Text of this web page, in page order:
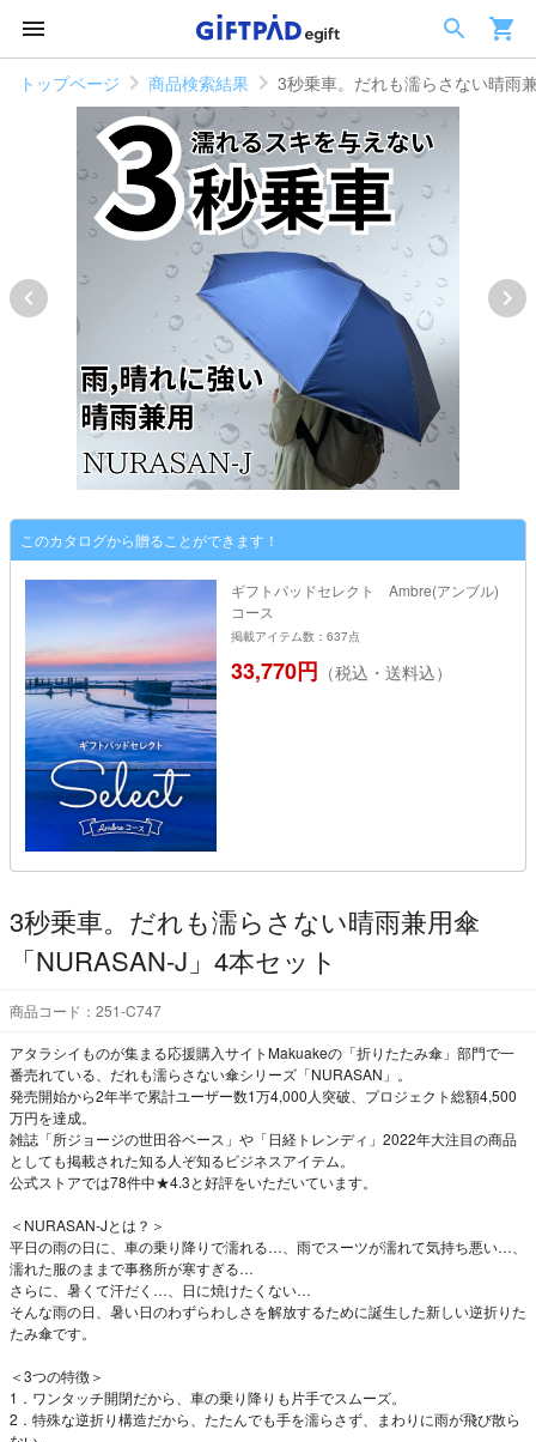
トップページ 商品検索結果 3秒乗車。だれも濡らさない晴雨
このカタログから贈ることができます！
ギフトパッドセレクト Ambre(アンブル)
コース
掲載アイテム数：637点
33,770円 （税込・送料込）
3秒乗車。だれも濡らさない晴雨兼用傘
「NURASAN-J」4本セット
商品コード：251-C747
アタラシイものが集まる応援購入サイトMakuakeの「折りたたみ傘」部門で一
番売れている、だれも濡らさない傘シリーズ「NURASAN」。
発売開始から2年半で累計ユーザー数1万4,000人突破、プロジェクト総額4,500
万円を達成。
雑誌「所ジョージの世田谷ベース」や「日経トレンディ」2022年大注目の商品
としても掲載された知る人ぞ知るビジネスアイテム。
公式ストアでは78件中★4.3と好評をいただいています。
＜NURASAN-Jとは？＞
平日の雨の日に、車の乗り降りで濡れる…、雨でスーツが濡れて気持ち悪い…、
濡れた服のままで事務所が寒すぎる…
さらに、暑くて汗だく…、日に焼けたくない…
そんな雨の日、暑い日のわずらわしさを解放するために誕生した新しい逆折りた
たみ傘です。
＜3つの特徴＞
1．ワンタッチ開閉だから、車の乗り降りも片手でスムーズ。
2．特殊な逆折り構造だから、たたんでも手を濡らさず、まわりに雨が飛び散ら